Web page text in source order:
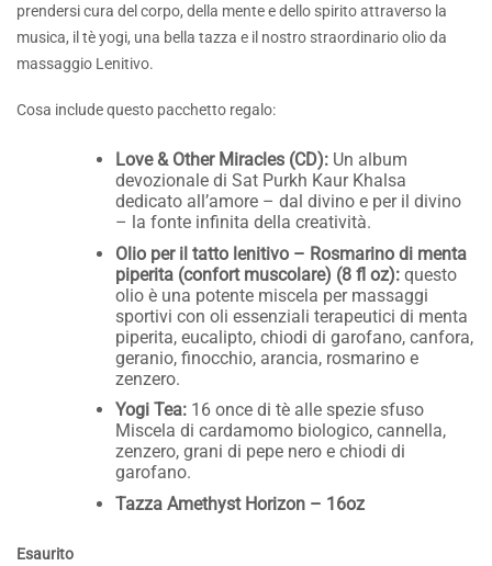
prendersi cura del corpo, della mente e dello spirito attraverso la
musica, il tè yogi, una bella tazza e il nostro straordinario olio da
massaggio Lenitivo.
Cosa include questo pacchetto regalo:
Love & Other Miracles (CD): Un album
devozionale di Sat Purkh Kaur Khalsa
dedicato all’amore – dal divino e per il divino
– la fonte infinita della creatività.
Olio per il tatto lenitivo – Rosmarino di menta
piperita (confort muscolare) (8 fl oz): questo
olio è una potente miscela per massaggi
sportivi con oli essenziali terapeutici di menta
piperita, eucalipto, chiodi di garofano, canfora,
geranio, finocchio, arancia, rosmarino e
zenzero.
Yogi Tea: 16 once di tè alle spezie sfuso
Miscela di cardamomo biologico, cannella,
zenzero, grani di pepe nero e chiodi di
garofano.
Tazza Amethyst Horizon – 16oz
Esaurito